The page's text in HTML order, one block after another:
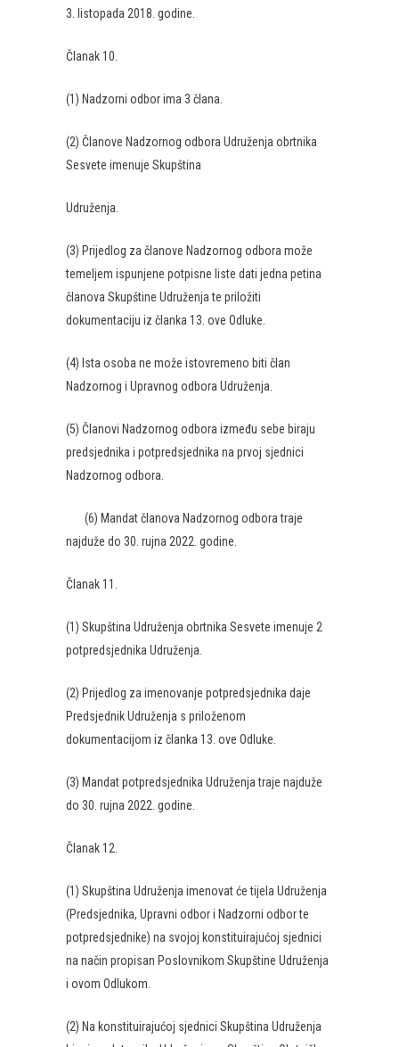
3. listopada 2018. godine.
Članak 10.
(1) Nadzorni odbor ima 3 člana.
(2) Članove Nadzornog odbora Udruženja obrtnika
Sesvete imenuje Skupština
Udruženja.
(3) Prijedlog za članove Nadzornog odbora može
temeljem ispunjene potpisne liste dati jedna petina
članova Skupštine Udruženja te priložiti
dokumentaciju iz članka 13. ove Odluke.
(4) Ista osoba ne može istovremeno biti član
Nadzornog i Upravnog odbora Udruženja.
(5) Članovi Nadzornog odbora između sebe biraju
predsjednika i potpredsjednika na prvoj sjednici
Nadzornog odbora.
(6) Mandat članova Nadzornog odbora traje
najduže do 30. rujna 2022. godine.
Članak 11.
(1) Skupština Udruženja obrtnika Sesvete imenuje 2
potpredsjednika Udruženja.
(2) Prijedlog za imenovanje potpredsjednika daje
Predsjednik Udruženja s priloženom
dokumentacijom iz članka 13. ove Odluke.
(3) Mandat potpredsjednika Udruženja traje najduže
do 30. rujna 2022. godine.
Članak 12.
(1) Skupština Udruženja imenovat će tijela Udruženja
(Predsjednika, Upravni odbor i Nadzorni odbor te
potpredsjednike) na svojoj konstituirajućoj sjednici
na način propisan Poslovnikom Skupštine Udruženja
i ovom Odlukom.
(2) Na konstituirajućoj sjednici Skupština Udruženja